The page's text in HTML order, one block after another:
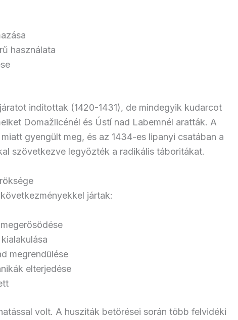
használata
indítottak (1420-1431), de mindegyik kudarcot
Domažlicénél és Ústí nad Labemnél aratták. A
gyengült meg, és az 1434-es lipanyi csatában a
szövetkezve legyőzték a radikális táboritákat.
jártak:
megrendülése
elterjedése
volt. A husziták betörései során több felvidéki